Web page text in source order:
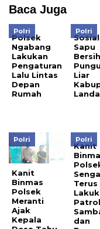
baru)
Facebook(Membuka
di
yang
baru)
Baca Juga
Polri
Polsek
Ngabang
Lakukan
Pengaturan
Lalu Lintas
Depan
Rumah
Polri
Sapu
Bersih
Liar
Polri
Kanit
Binmas
Polsek
Meranti
Ajak
Kepala
Polri
Kanit
Terus
dan